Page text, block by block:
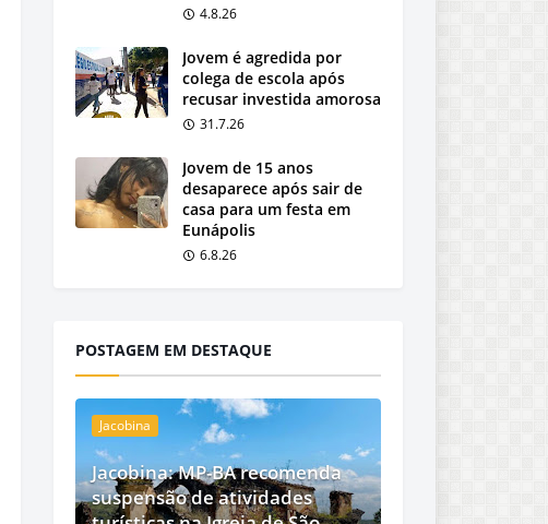
4.8.26
Jovem é agredida por
colega de escola após
recusar investida amorosa
31.7.26
Jovem de 15 anos
desaparece após sair de
casa para um festa em
Eunápolis
6.8.26
POSTAGEM EM DESTAQUE
Jacobina
Jacobina: MP-BA recomenda
suspensão de atividades